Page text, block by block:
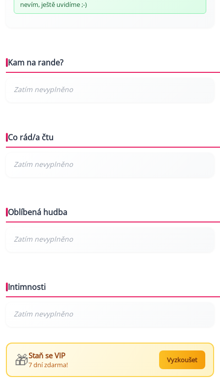
nevím, ještě uvidíme ;-)
Kam na rande?
Co rád/a čtu
Oblíbená hudba
Intimnosti
🎁Staň se VIP
7 dní zdarma!
Vyzkoušet